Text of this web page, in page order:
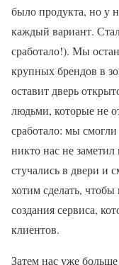
было продукта, но у
каждый вариант.
сработало!). Мы
крупных брендов в
оставит дверь
людьми, которые не
сработало: мы
никто нас не
стучались в двери и
хотим сделать,
создания сервиса,
клиентов.
Затем нас уже